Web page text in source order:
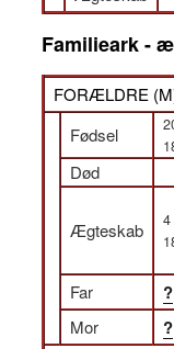
Familieark -
FORÆLDRE (M
Fødsel
Død
Ægteskab
4
Far
?
Mor ?